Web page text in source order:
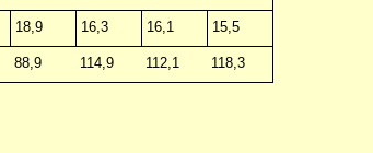
18,9 16,3 16,1 15,5
88,9 114,9 112,1 118,3